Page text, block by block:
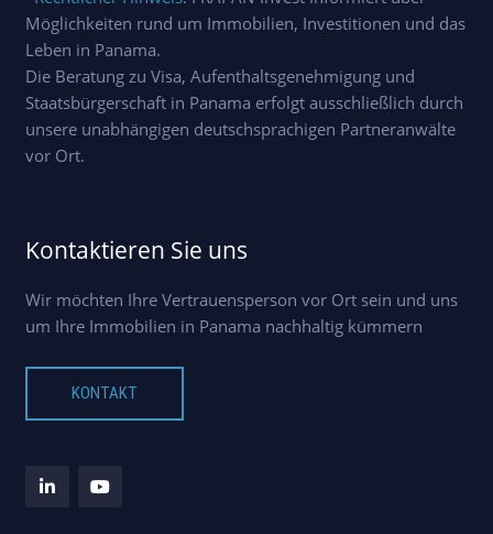
Möglichkeiten rund um Immobilien, Investitionen und das
Leben in Panama.
Die Beratung zu Visa, Aufenthaltsgenehmigung und
Staatsbürgerschaft in Panama erfolgt ausschließlich durch
unsere unabhängigen deutschsprachigen Partneranwälte
vor Ort.
Kontaktieren Sie uns
Wir möchten Ihre Vertrauensperson vor Ort sein und uns
um Ihre Immobilien in Panama nachhaltig kümmern
KONTAKT